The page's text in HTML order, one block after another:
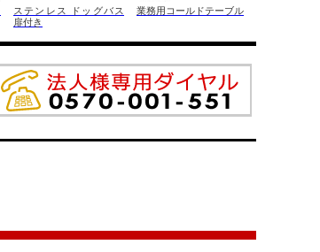
ステンレス ドッグバス
扉付き
業務用コールドテーブル